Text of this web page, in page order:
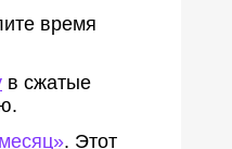
время
в сжатые
. Этот